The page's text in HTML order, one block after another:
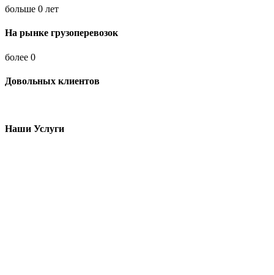
больше 0 лет
На рынке грузоперевозок
более 0
Довольных клиентов
Наши Услуги